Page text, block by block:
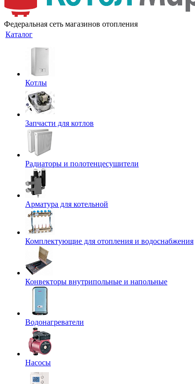
Федеральная сеть магазинов отопления
Каталог
Котлы
Запчасти для котлов
Радиаторы и полотенцесушители
Арматура для котельной
Комплектующие для отопления и водоснабжения
Конвекторы внутрипольные и напольные
Водонагреватели
Насосы